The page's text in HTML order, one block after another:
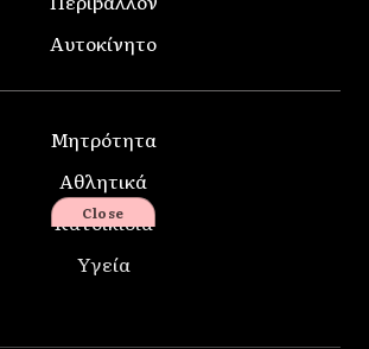
Αυτοκίνητο
Μητρότητα
Αθλητικά
Κατοικίδια
Υγεία
Close